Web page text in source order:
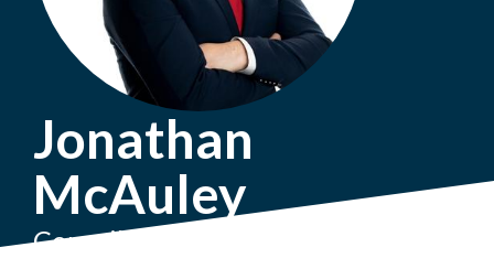
Jonathan
McAuley
Conseiller principal à l'exportation